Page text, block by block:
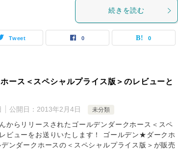
続きを読む
Tweet 0 0
ース＜スペシャルプライス版＞のレビューと
公開日： 2013年2月4日 未分類
からリリースされたゴールデンダークホース＜スペ
ビューをお送りいたします！ ゴールデン★ダークホ
ンダークホースの＜スペシャルプライス版＞が販売